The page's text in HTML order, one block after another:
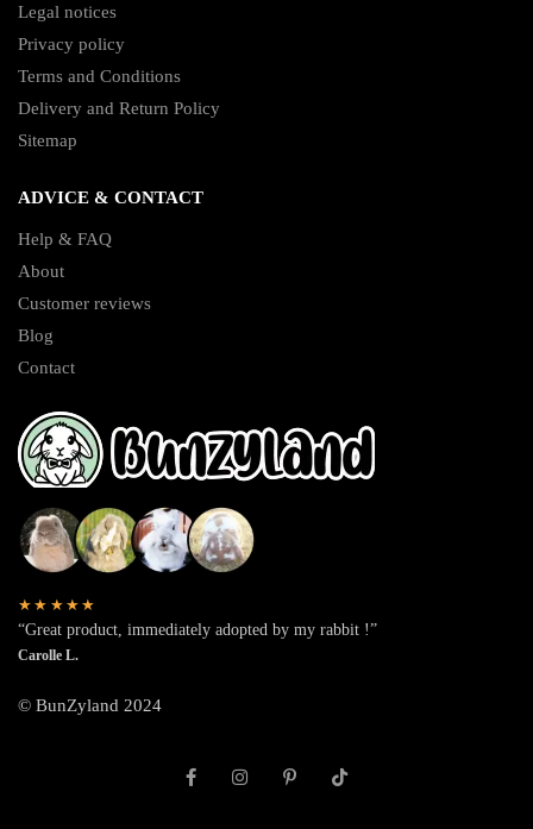
Legal notices
Privacy policy
Terms and Conditions
Delivery and Return Policy
Sitemap
ADVICE & CONTACT
Help & FAQ
About
Customer reviews
Blog
Contact
★★★★★
“Great product, immediately adopted by my rabbit !”
Carolle L.
© BunZyland 2024